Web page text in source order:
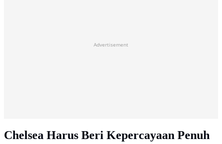
Advertisement
Chelsea Harus Beri Kepercayaan Penuh